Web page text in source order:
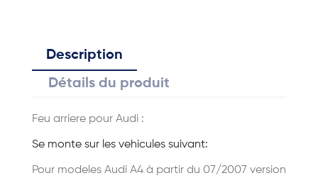
Description
Détails du produit
Feu arriere pour Audi :
Se monte sur les vehicules suivant:
Pour modeles Audi A4 à partir du 07/2007 version